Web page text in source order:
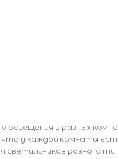
освещения в разных
у каждой комнаты
разного